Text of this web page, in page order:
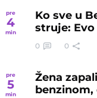
pre
4
min
Ko sve u
struje:
0 0
pre
5
min
Žena
benzinom,